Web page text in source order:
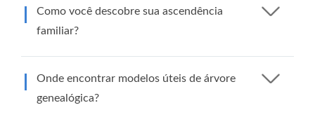
Como você descobre sua ascendência
familiar?
Onde encontrar modelos úteis de árvore
genealógica?